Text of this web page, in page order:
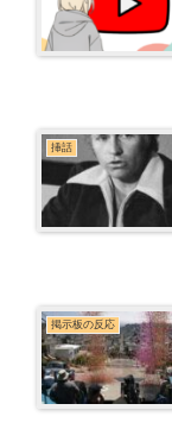
挿話
掲示板の反応